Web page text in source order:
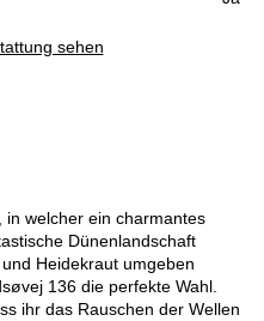
sehen
welcher ein charmantes
Dünenlandschaft
Heidekraut umgeben
136 die perfekte Wahl.
ihr das Rauschen der Wellen